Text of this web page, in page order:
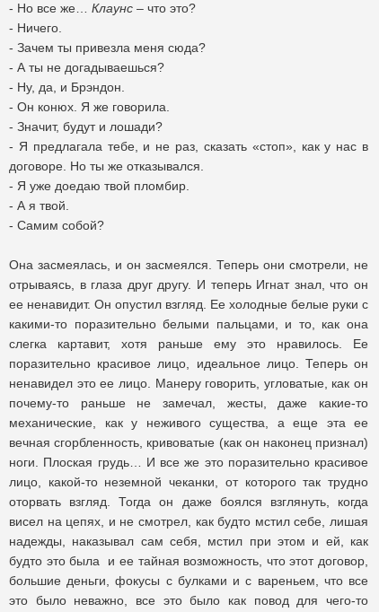
- Но все же… Клаунс – что это?
- Ничего.
- Зачем ты привезла меня сюда?
- А ты не догадываешься?
- Ну, да, и Брэндон.
- Он конюх. Я же говорила.
- Значит, будут и лошади?
- Я предлагала тебе, и не раз, сказать «стоп», как у нас в
договоре. Но ты же отказывался.
- Я уже доедаю твой пломбир.
- А я твой.
- Самим собой?
Она засмеялась, и он засмеялся. Теперь они смотрели, не
отрываясь, в глаза друг другу. И теперь Игнат знал, что он
ее ненавидит. Он опустил взгляд. Ее холодные белые руки с
какими-то поразительно белыми пальцами, и то, как она
слегка картавит, хотя раньше ему это нравилось. Ее
поразительно красивое лицо, идеальное лицо. Теперь он
ненавидел это ее лицо. Манеру говорить, угловатые, как он
почему-то раньше не замечал, жесты, даже какие-то
механические, как у неживого существа, а еще эта ее
вечная сгорбленность, кривоватые (как он наконец признал)
ноги. Плоская грудь… И все же это поразительно красивое
лицо, какой-то неземной чеканки, от которого так трудно
оторвать взгляд. Тогда он даже боялся взглянуть, когда
висел на цепях, и не смотрел, как будто мстил себе, лишая
надежды, наказывал сам себя, мстил при этом и ей, как
будто это была и ее тайная возможность, что этот договор,
большие деньги, фокусы с булками и с вареньем, что все
это было неважно, все это было как повод для чего-то